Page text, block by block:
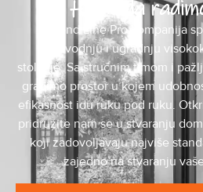
Hajde da
Mond Line Pro kompanija
proizvodnju i ugradnju
stolarije. Sa stručnim timom i
gradimo prostor u kojem
efikasnost idu ruku pod ruku.
pridružite nam se u stvaranju
koji zadovoljavaju najviše
zajedno na stvaranju